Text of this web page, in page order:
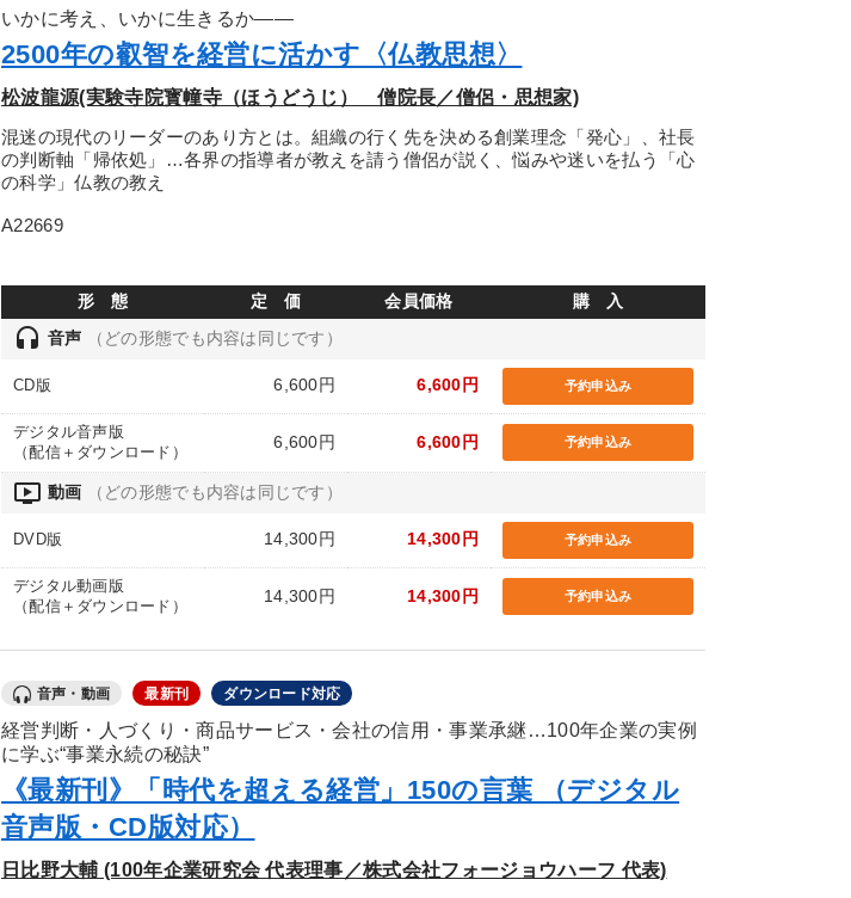
いかに考え、いかに生きるか――
2500年の叡智を経営に活かす〈仏教思想〉
松波龍源(実験寺院寳幢寺（ほうどうじ） 僧院長／僧侶・思想家)
混迷の現代のリーダーのあり方とは。組織の行く先を決める創業理念「発心」、社長
の判断軸「帰依処」…各界の指導者が教えを請う僧侶が説く、悩みや迷いを払う「心
の科学」仏教の教え
A22669
形 態 定 価 会員価格 購 入
headset 音声 （どの形態でも内容は同じです）
CD版 6,600円 6,600円 予約申込み
デジタル音声版
（配信＋ダウンロード）
6,600円 6,600円 予約申込み
ondemand_video 動画 （どの形態でも内容は同じです）
DVD版 14,300円 14,300円 予約申込み
デジタル動画版
（配信＋ダウンロード）
14,300円 14,300円 予約申込み
音声・動画 最新刊 ダウンロード対応
経営判断・人づくり・商品サービス・会社の信用・事業承継…100年企業の実例
に学ぶ“事業永続の秘訣”
《最新刊》「時代を超える経営」150の言葉 （デジタル
音声版・CD版対応）
日比野大輔 (100年企業研究会 代表理事／株式会社フォージョウハーフ 代表)